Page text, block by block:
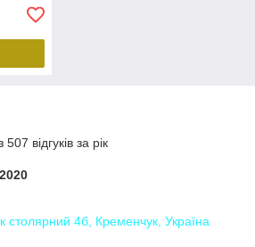
відгуків за рік
столярний 4б, Кременчук, Україна